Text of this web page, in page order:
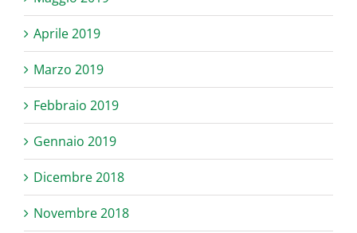
Aprile 2019
Marzo 2019
Febbraio 2019
Gennaio 2019
Dicembre 2018
Novembre 2018